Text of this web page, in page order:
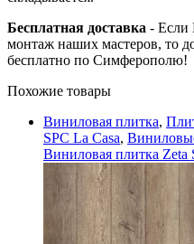
Бесплатная доставка - Если
монтаж наших мастеров, то
бесплатно по Симферополю!
Похожие товары
Виниловая плитка,
SPC La Casa,
Виниловая плитка Zeta